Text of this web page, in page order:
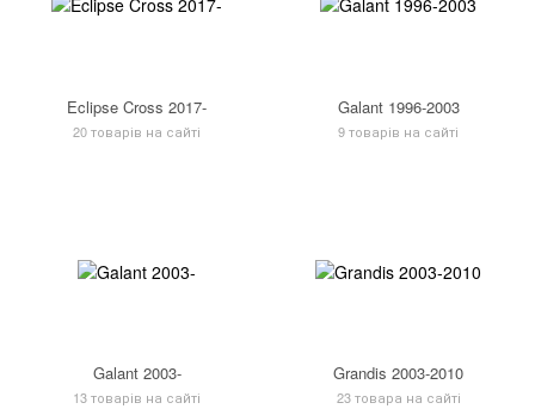
Eclipse Cross 2017-
20 товарів на сайті
Galant 1996-2003
9 товарів на сайті
Galant 2003-
13 товарів на сайті
Grandis 2003-2010
23 товара на сайті